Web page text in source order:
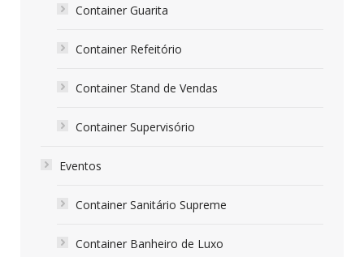
Container Guarita
Container Refeitório
Container Stand de Vendas
Container Supervisório
Eventos
Container Sanitário Supreme
Container Banheiro de Luxo